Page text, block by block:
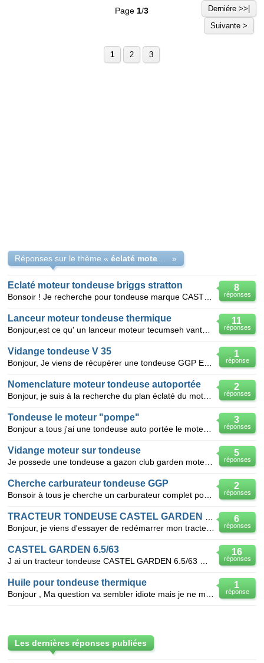
Page 1/3
Derniére >>|
Suivante >
1 2 3
Réponses sur le thème « »
8
réponses
Eclaté moteur tondeuse briggs stratton
11
réponses
Lanceur moteur tondeuse thermique
1
réponse
Vidange tondeuse V 35
2
réponses
Nomenclature moteur tondeuse autoportée
3
réponses
Tondeuse le moteur "pompe"
5
réponses
Vidange moteur sur tondeuse
2
réponses
Cherche carburateur tondeuse GGP
6
réponses
16
réponses
CASTEL GARDEN 6.5/63
1
réponse
Huile pour tondeuse thermique
Les dernières réponses publiées